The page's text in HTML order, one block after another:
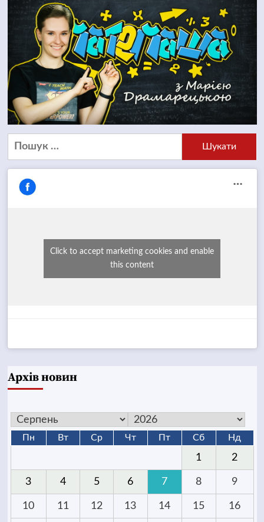
Пошук:
Click to accept marketing cookies and enable
this content
Архів новин
Пн Вт Ср Чт Пт Сб Нд
1 2
3 4 5 6 7 8 9
10 11 12 13 14 15 16